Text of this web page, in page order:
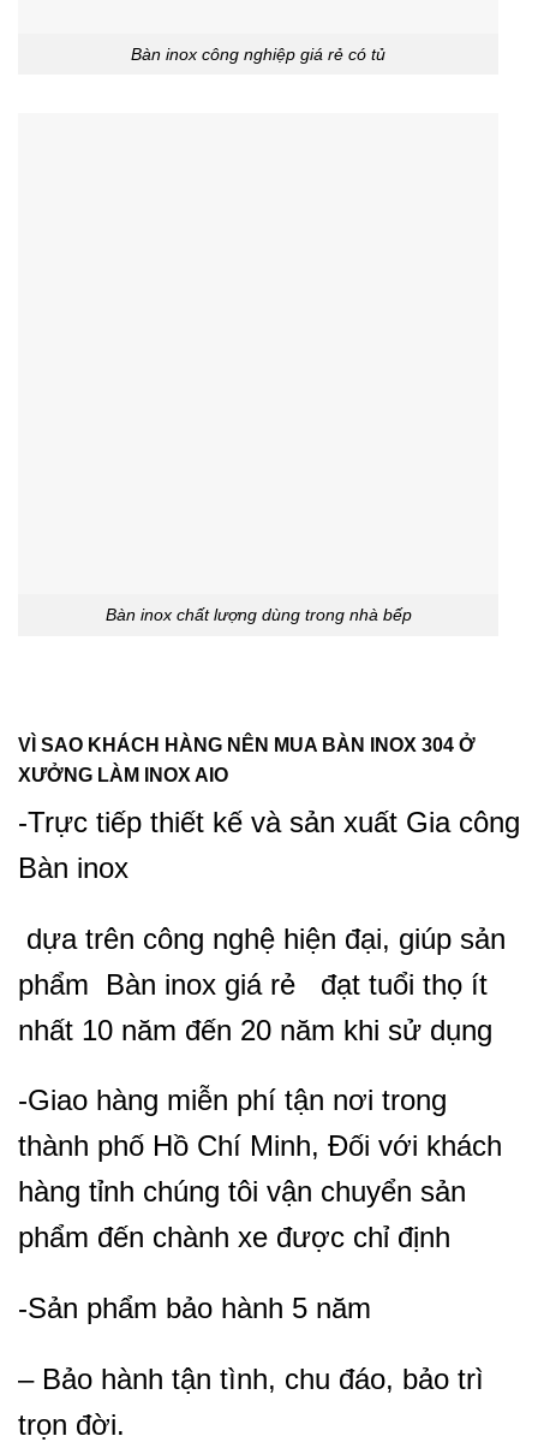
Bàn inox công nghiệp giá rẻ có tủ
Bàn inox chất lượng dùng trong nhà bếp
VÌ SAO KHÁCH HÀNG NÊN MUA BÀN INOX 304 Ở
XƯỞNG LÀM INOX AIO
-Trực tiếp thiết kế và sản xuất Gia công
Bàn inox
dựa trên công nghệ hiện đại, giúp sản
phẩm Bàn inox giá rẻ đạt tuổi thọ ít
nhất 10 năm đến 20 năm khi sử dụng
-Giao hàng miễn phí tận nơi trong
thành phố Hồ Chí Minh, Đối với khách
hàng tỉnh chúng tôi vận chuyển sản
phẩm đến chành xe được chỉ định
-Sản phẩm bảo hành 5 năm
– Bảo hành tận tình, chu đáo, bảo trì
trọn đời.